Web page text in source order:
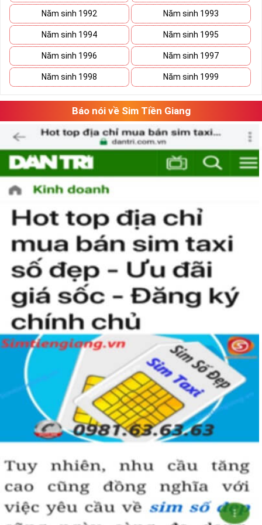
sim
, sim VÀNGtuyệt đẹp, với đẳng cấp đứng đầu. Vẻ đẹp mà
số 5 tạo nên là tổng hòa của ý nghĩa và hình thức, con số 5 gồm cả
những nét gãy và nét cong như cuộc sống có
lúcthănglúctrầmnhưng họ sẽ tìm thấy con đường phát triển vững
bền của mình.
Tại sao nên sở hữu sim ngũ quý 5?
Sim ngũ quý 5 được nhiều người quan tâm vì con số 5 được
coi là số của Phúc, của Vàng, của Vua nên được nhiều người
yêu thích và chọn lựa.
Vì vậy
sim số đẹpđuôi 55555thể hiện được ước vọng về sự
hoà hợp, bình an, sinh sôi, làm việc gì cũng thuận lợi và tiến
đến vị trí cao nhất. Số 5 là con số của đời người, thể hiện sự
bình yên, hạnh phúc.
+ Khi nhìn vào số
sim ngũ quý 5
của bạn, người ta sẽ biết được bạn
là người cẩn thận, là người có địa vị và thành công trong cuộc
sống.
+ Khi sử dụng
sim số đẹp đuôi 55555để kinh doanh, làm ăn sẽ tạo
dựng được niềm tin, sự tin tưởng với đối tác,…
+ Sử dụngsim ngũ quý 5cũng giúp bạn tự tin hơn trong cuộc
sống, với các mối quan hệ xã hội khác.
Những phân tích chuyên sâu về ý nghĩa của dòng
sim ngũ
quý 5 xét theo nhiều khía cạch, đã đủ trả lời cho câu hỏi “Lý
do nên sở hữu sim ngũ quý 5 này
, Có thể khẳng định, đây là
dòng sim số đẹp được khuyên dùng cho giới làm ăn, kinh
doanh, dân công chức, văn phòng thậm chí là các doanh
nhân thành đạt.
Năm sinh 1992 Năm sinh 1993
Năm sinh 1994 Năm sinh 1995
Năm sinh 1996 Năm sinh 1997
Năm sinh 1998 Năm sinh 1999
Báo nói về Sim Tiền Giang